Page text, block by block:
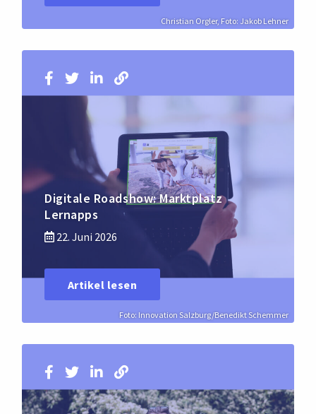
Christian Orgler, Foto: Jakob Lehner
Foto: Innovation Salzburg/Benedikt Schemmer
Digitale Roadshow: Marktplatz
Lernapps
22. Juni 2026
Artikel lesen